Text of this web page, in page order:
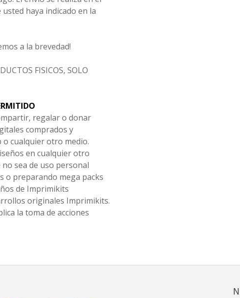
haya indicado en la
a la brevedad!
FISICOS, SOLO
regalar o donar
comprados y
o cualquier otro medio.
en cualquier otro
sea de uso personal
o preparando mega packs
de Imprimikits
originales Imprimikits.
la toma de acciones